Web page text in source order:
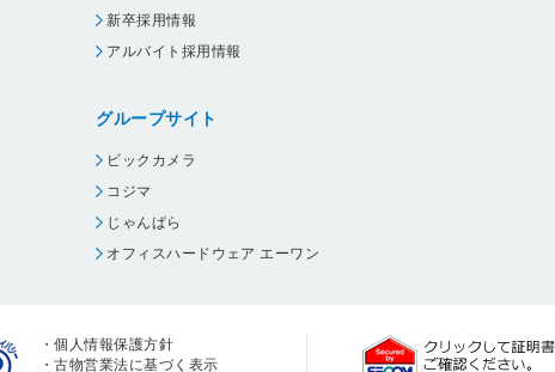
新卒採用情報
アルバイト採用情報
グループサイト
ビックカメラ
コジマ
じゃんぱら
オフィスハードウェア エーワン
・個人情報保護方針
・古物営業法に基づく表示